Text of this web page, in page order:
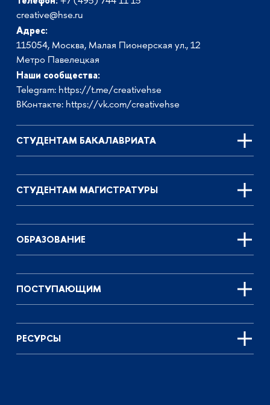
creative@hse.ru
Адрес:
115054, Москва, Малая Пионерская ул., 12
Метро Павелецкая
Наши сообщества:
Telegram: https://t.me/creativehse
ВКонтакте: https://vk.com/creativehse
СТУДЕНТАМ БАКАЛАВРИАТА
СТУДЕНТАМ МАГИСТРАТУРЫ
ОБРАЗОВАНИЕ
ПОСТУПАЮЩИМ
РЕСУРСЫ